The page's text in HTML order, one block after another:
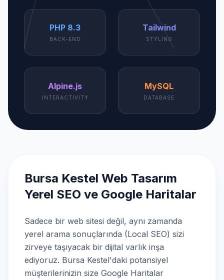
PHP 8.3
BACK-END
Tailwind
STYLING
Alpine.js
INTERACTIVITY
MySQL
DATABASE
Bursa Kestel Web Tasarım
Yerel SEO ve Google Haritalar
Sadece bir web sitesi değil, aynı zamanda
yerel arama sonuçlarında (Local SEO) sizi
zirveye taşıyacak bir dijital varlık inşa
ediyoruz. Bursa Kestel'daki potansiyel
müşterilerinizin size Google Haritalar